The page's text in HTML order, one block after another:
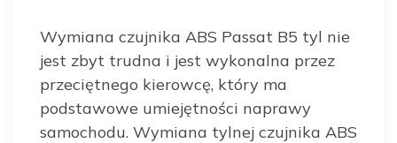
Wymiana czujnika ABS Passat B5 tyl nie
jest zbyt trudna i jest wykonalna przez
przeciętnego kierowcę, który ma
podstawowe umiejętności naprawy
samochodu. Wymiana tylnej czujnika ABS